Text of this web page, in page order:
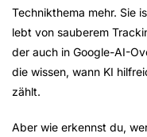
Technikthema mehr. Sie
lebt von sauberem
der auch in Google-AI-
die wissen, wann KI
zählt.
Aber wie erkennst du,